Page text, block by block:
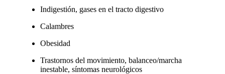
Indigestión, gases en el tracto digestivo
Calambres
Obesidad
Trastornos del movimiento, balanceo/marcha
inestable, síntomas neurológicos